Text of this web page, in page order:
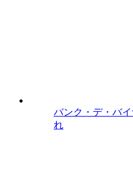
バンク・デ・バ
れ